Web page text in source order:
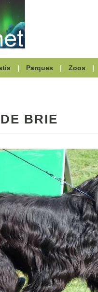
| Parques | Zoos |
BRIE